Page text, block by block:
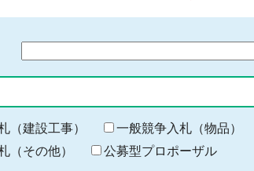
る
キ
ー
（建設工事） 一般競争入札（物品）
（その他）
公募型プロポーザル